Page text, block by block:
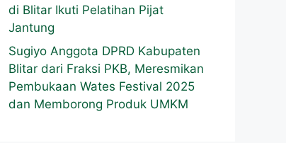
di Blitar Ikuti Pelatihan Pijat
Jantung
Sugiyo Anggota DPRD Kabupaten
Blitar dari Fraksi PKB, Meresmikan
Pembukaan Wates Festival 2025
dan Memborong Produk UMKM